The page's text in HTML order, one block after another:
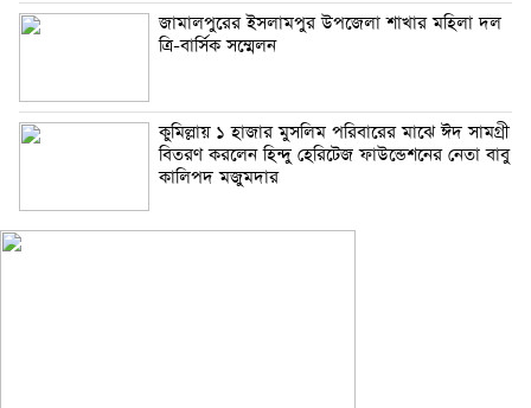
জামালপুরের ইসলামপুর উপজেলা শাখার মহিলা দল
ত্রি-বার্সিক সম্মেলন
কুমিল্লায় ১ হাজার মুসলিম পরিবারের মাঝে ঈদ সামগ্রী
বিতরণ করলেন হিন্দু হেরিটেজ ফাউন্ডেশনের নেতা বাবু
কালিপদ মজুমদার